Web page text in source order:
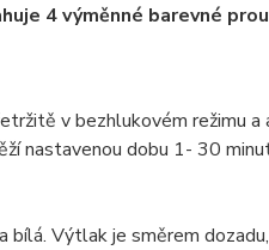
4 výměnné barevné
v bezhlukovém režimu
nastavenou dobu 1- 30
bílá. Výtlak je směrem